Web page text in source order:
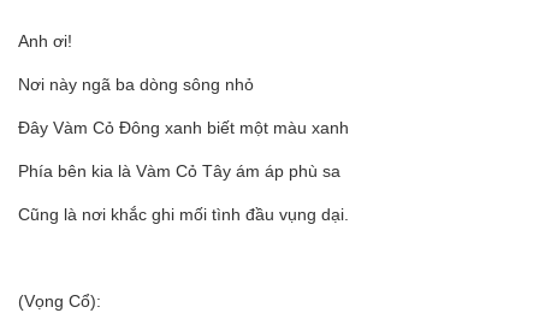
Anh ơi!
Nơi này ngã ba dòng sông nhỏ
Đây Vàm Cỏ Đông xanh biết một màu xanh
Phía bên kia là Vàm Cỏ Tây ám áp phù sa
Cũng là nơi khắc ghi mối tình đầu vụng dại.
(Vọng Cổ):